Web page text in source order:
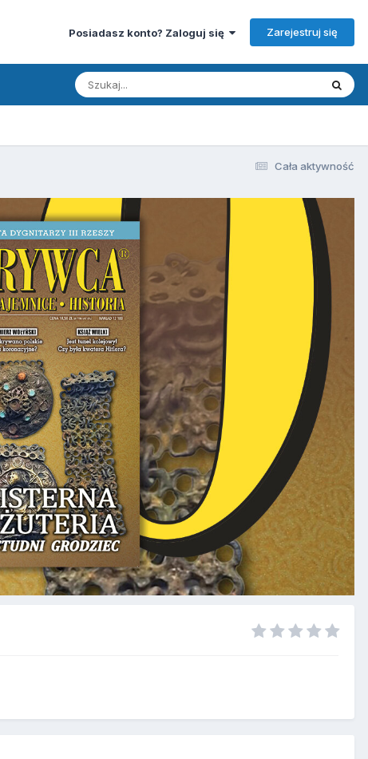
Posiadasz konto? Zaloguj się Zarejestruj się
Cała aktywność